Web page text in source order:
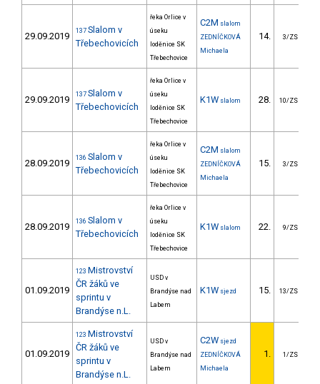
29.09.2019 137 Slalom v
Třebechovicích
řeka Orlice v
úseku
loděnice SK
Třebechovice
C2M slalom
ZEDNÍČKOVÁ
Michaela
14. 3/ZS
29.09.2019 137 Slalom v
Třebechovicích
řeka Orlice v
úseku
loděnice SK
Třebechovice
K1W slalom 28. 10/ZS
28.09.2019 136 Slalom v
Třebechovicích
řeka Orlice v
úseku
loděnice SK
Třebechovice
C2M slalom
ZEDNÍČKOVÁ
Michaela
15. 3/ZS
28.09.2019 136 Slalom v
Třebechovicích
řeka Orlice v
úseku
loděnice SK
Třebechovice
K1W slalom 22. 9/ZS
01.09.2019
123 Mistrovství
ČR žáků ve
sprintu v
Brandýse n.L.
USD v
Brandýse nad
Labem
K1W sjezd 15. 13/ZS
01.09.2019
123 Mistrovství
ČR žáků ve
sprintu v
Brandýse n.L.
USD v
Brandýse nad
Labem
C2W sjezd
ZEDNÍČKOVÁ
Michaela
1. 1/ZS